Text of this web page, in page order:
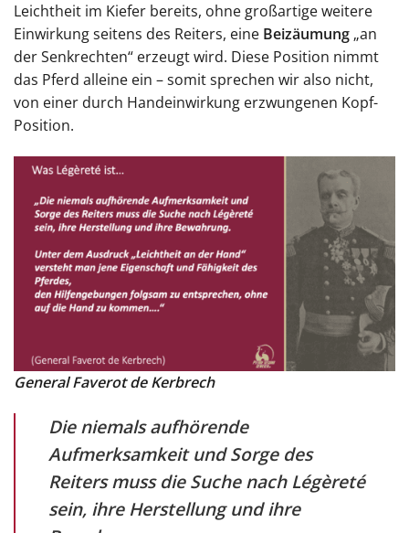
Leichtheit im Kiefer bereits, ohne großartige weitere
Einwirkung seitens des Reiters, eine Beizäumung „an
der Senkrechten“ erzeugt wird. Diese Position nimmt
das Pferd alleine ein – somit sprechen wir also nicht,
von einer durch Handeinwirkung erzwungenen Kopf-
Position.
General Faverot de Kerbrech
Die niemals aufhörende
Aufmerksamkeit und Sorge des
Reiters muss die Suche nach Légèreté
sein, ihre Herstellung und ihre